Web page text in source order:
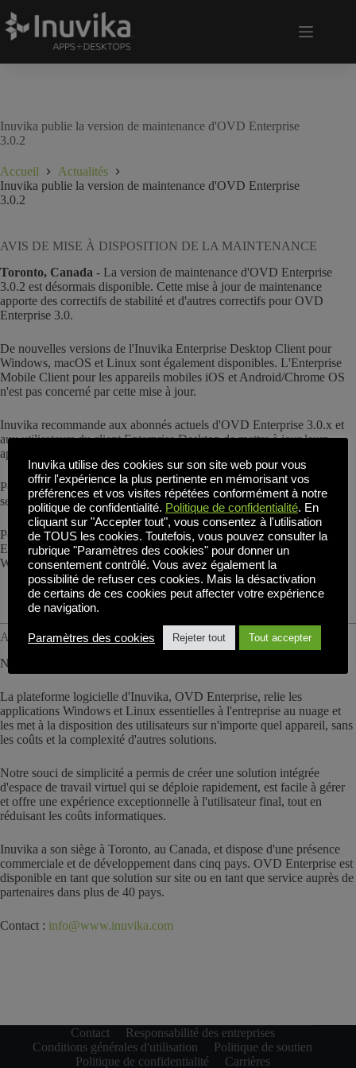
Inuvika publie la version de maintenance d'OVD Enterprise
3.0.2
Accueil
Actualités
Inuvika publie la version de maintenance d'OVD Enterprise
3.0.2
AVIS DE MISE À DISPOSITION DE LA MAINTENANCE
Toronto, Canada - La version de maintenance d'OVD Enterprise
3.0.2 est désormais disponible. Cette mise à jour de maintenance
apporte des correctifs de stabilité et d'autres correctifs pour OVD
Enterprise 3.0.
De nouvelles versions de l'Inuvika Enterprise Desktop Client pour
Windows, macOS et Linux sont également disponibles. L'Enterprise
Mobile Client pour les appareils mobiles iOS et Android/Chrome OS
n'est pas concerné par cette mise à jour.
Inuvika recommande aux abonnés actuels d'OVD Enterprise 3.0.x et
aux utilisateurs du client Enterprise Desktop de mettre à jour leurs
applications client et leurs installations serveur.
Pour en savoir plus sur la version de maintenance, reportez-vous à la
sectionRésumé des notes de mise à jour de l'OVD 3.0.2
Pour télécharger les versions les plus récentes des clients OVD
Enterprise Desktop, consultez la section Téléchargements sur le site
Web de l'OVD.Soutien à Inuvikapage.
A propos d'Inuvika :
Nous facilitons la virtualisation des applications !
La plateforme logicielle d'Inuvika, OVD Enterprise, relie les
applications Windows et Linux essentielles à l'entreprise au nuage et
les met à la disposition des utilisateurs sur n'importe quel appareil, sans
les coûts et la complexité d'autres solutions.
Notre souci de simplicité a permis de créer une solution intégrée
d'espace de travail virtuel qui se déploie rapidement, est facile à gérer
et offre une expérience exceptionnelle à l'utilisateur final, tout en
réduisant les coûts informatiques.
Inuvika a son siège à Toronto, au Canada, et dispose d'une présence
commerciale et de développement dans cinq pays. OVD Enterprise est
disponible en tant que solution sur site ou en tant que service auprès de
partenaires dans plus de 40 pays.
Contact : info@www.inuvika.com
Contact
Responsabilité des entreprises
Conditions générales d'utilisation
Politique de soutien
Politique de confidentialité
Carrières
Inuvika utilise des cookies sur son site web pour vous
offrir l'expérience la plus pertinente en mémorisant vos
préférences et vos visites répétées conformément à notre
politique de confidentialité. Politique de confidentialité. En
cliquant sur "Accepter tout", vous consentez à l'utilisation
de TOUS les cookies. Toutefois, vous pouvez consulter la
rubrique "Paramètres des cookies" pour donner un
consentement contrôlé. Vous avez également la
possibilité de refuser ces cookies. Mais la désactivation
de certains de ces cookies peut affecter votre expérience
de navigation.
Paramètres des cookies Rejeter tout Tout accepter